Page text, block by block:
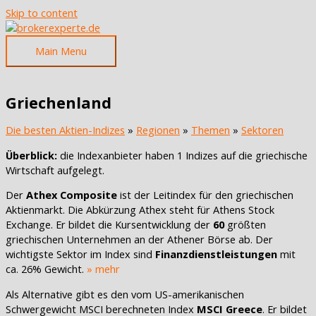
Skip to content
Main Menu
Griechenland
Die besten Aktien-Indizes » Regionen » Themen » Sektoren
Überblick: die Indexanbieter haben 1 Indizes auf die griechische
Wirtschaft aufgelegt.
Der Athex Composite ist der Leitindex für den griechischen
Aktienmarkt. Die Abkürzung Athex steht für Athens Stock
Exchange. Er bildet die Kursentwicklung der 60größten
griechischen Unternehmen an der Athener Börse ab. Der
wichtigste Sektor im Index sind Finanzdienstleistungen mit
ca. 26% Gewicht. » mehr
Als Alternative gibt es den vom US-amerikanischen
Schwergewicht MSCI berechneten Index MSCI Greece. Er bildet